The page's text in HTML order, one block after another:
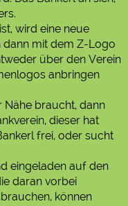
wird eine neue
dann mit dem Z-Logo
über den Verein
anbringen
Nähe braucht, dann
dieser hat
frei, oder sucht
eingeladen auf den
daran vorbei
können